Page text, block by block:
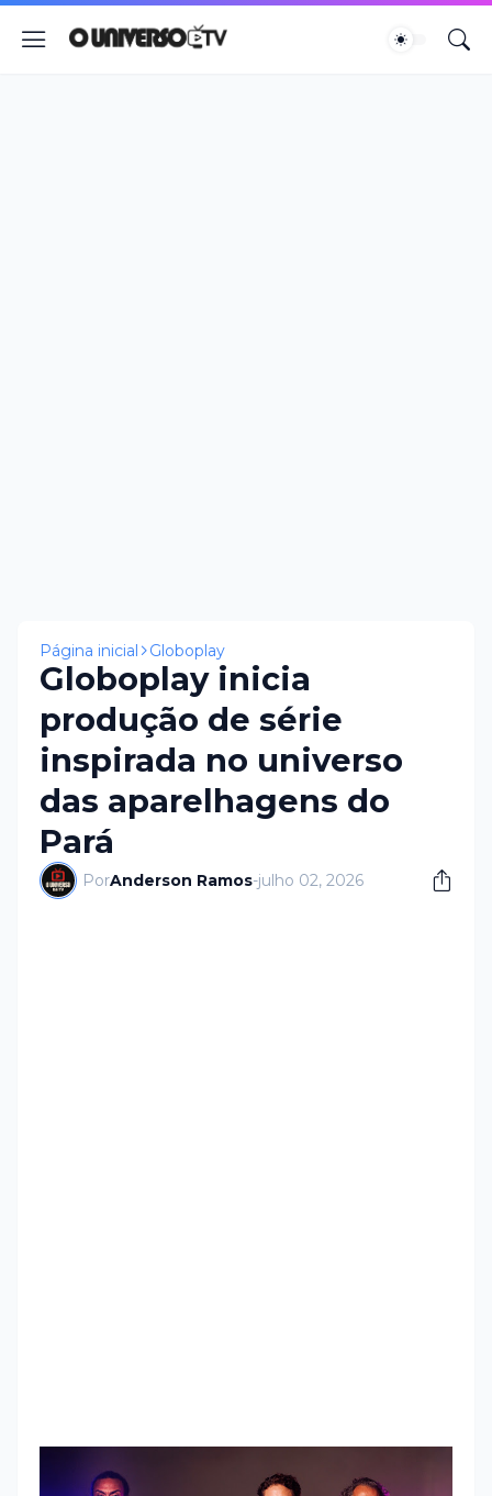
Página inicial Globoplay
Globoplay inicia
produção de série
inspirada no universo
das aparelhagens do
Pará
PorAnderson Ramos-julho 02, 2026